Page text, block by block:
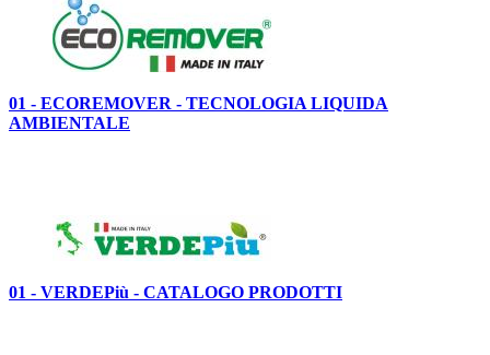
01 - ECOREMOVER - TECNOLOGIA LIQUIDA
AMBIENTALE
01 - VERDEPiù - CATALOGO PRODOTTI